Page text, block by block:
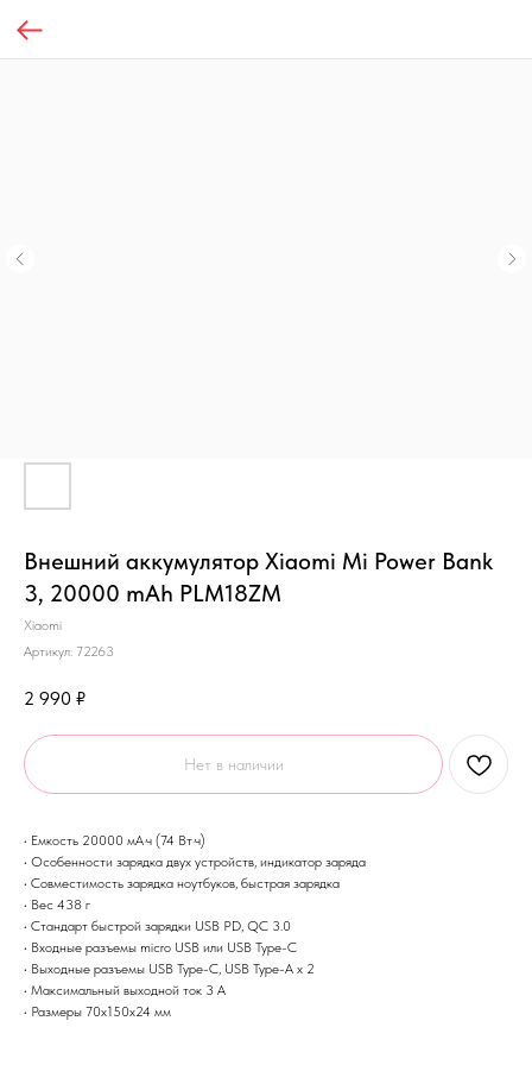
Внешний аккумулятор Xiaomi Mi Power Bank
3, 20000 mAh PLM18ZM
Xiaomi
Артикул: 72263
2 990 ₽
Нет в наличии
• Емкость 20000 мА·ч (74 Вт·ч)
• Особенности зарядка двух устройств, индикатор заряда
• Совместимость зарядка ноутбуков, быстрая зарядка
• Вес 438 г
• Стандарт быстрой зарядки USB PD, QC 3.0
• Входные разъемы micro USB или USB Type-C
• Выходные разъемы USB Type-C, USB Type-A x 2
• Максимальный выходной ток 3 А
• Размеры 70x150x24 мм